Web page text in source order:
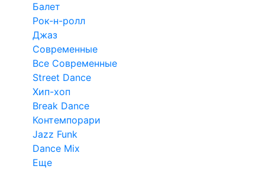
Балет
Рок-н-ролл
Джаз
Современные
Все Современные
Street Dance
Хип-хоп
Break Dance
Контемпорари
Jazz Funk
Dance Mix
Еще